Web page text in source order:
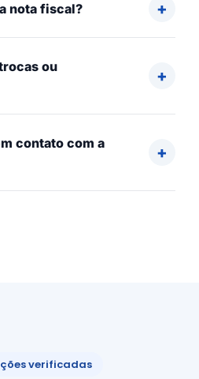
nota fiscal?
ou
contato com a
verificadas